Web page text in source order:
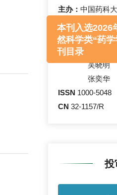
主办： 中国药科
主编：王广基
常务副主编：尤
副主编：
吴晓明
张奕华
ISSN 1000-5048
CN 32-1157/R
投
本刊入选
然科学类“
刊目录